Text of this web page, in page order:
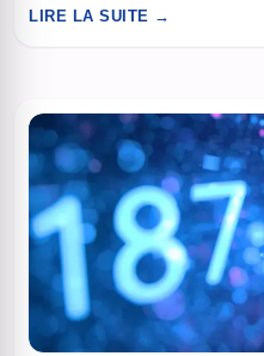
seulement les exécutants.
LIRE LA SUITE →